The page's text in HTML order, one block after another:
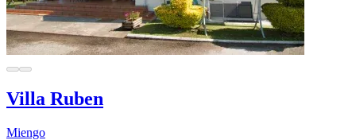
Villa Ruben
Miengo